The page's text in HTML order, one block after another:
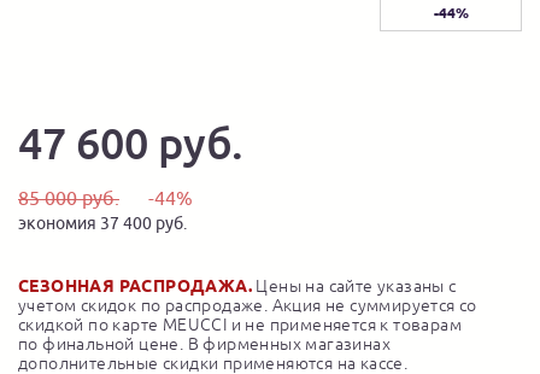
-44%
47 600 руб.
85 000 руб. -44%
экономия 37 400 руб.
СЕЗОННАЯ РАСПРОДАЖА. Цены на сайте указаны с
учетом скидок по распродаже. Акция не суммируется со
скидкой по карте MEUCCI и не применяется к товарам
по финальной цене. В фирменных магазинах
дополнительные скидки применяются на кассе.